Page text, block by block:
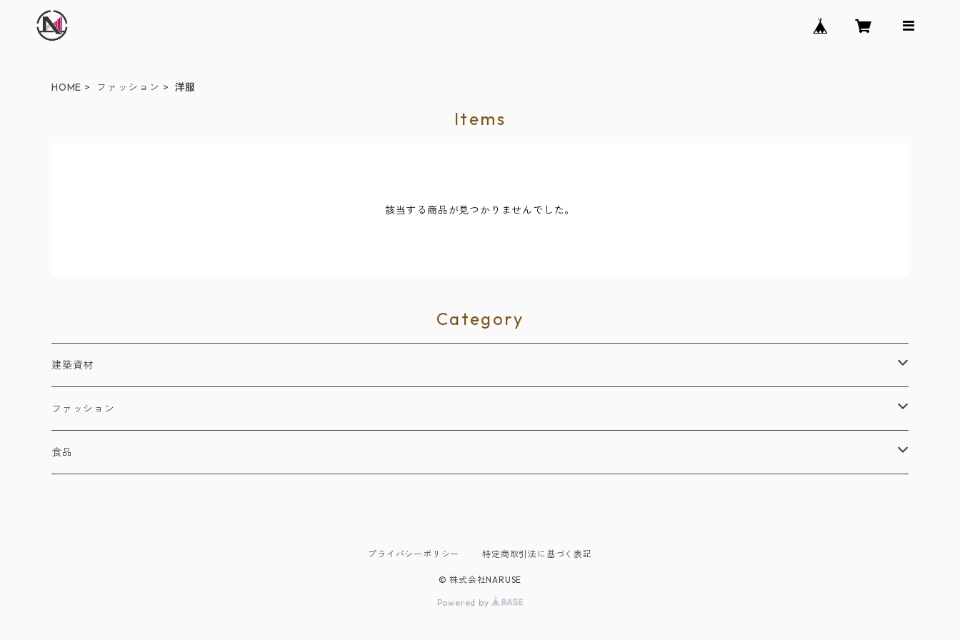
HOME ファッション 洋服
Items
該当する商品が見つかりませんでした。
Category
建築資材
建材
照明器具
ファッション
洋服
食品
プライバシーポリシー 特定商取引法に基づく表記
© 株式会社NARUSE
Powered by